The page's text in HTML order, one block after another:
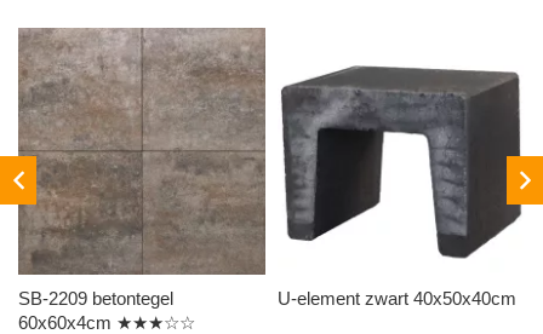
SB-2209 betontegel
60x60x4cm ★★★☆☆
U-element zwart 40x50x40cm